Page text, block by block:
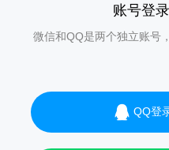
账号登录
微信和QQ是两个独立账号
QQ登